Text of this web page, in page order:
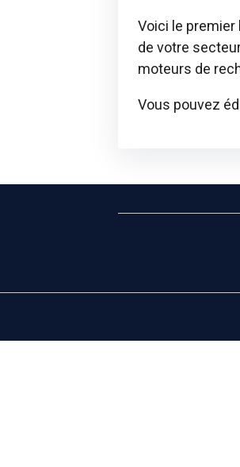
Voici le
de votre
moteurs de
Vous pouvez